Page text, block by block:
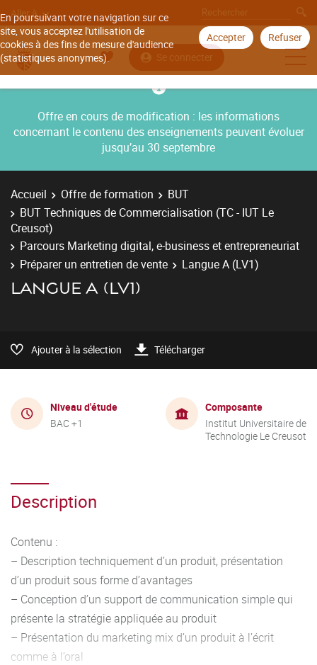
En poursuivant votre navigation sur ce
site, vous acceptez l'utilisation de
cookies à des fins de mesure d'audience
(statistiques anonymes).
Accepter Refuser
Aller à
Se connecter
Offre en cours de modification : les informations
concernant le contenu des enseignements peuvent évoluer
jusqu’au 30 septembre
Accueil Offre de formation
BUT
BUT Techniques de Commercialisation (TC - IUT Le
Creusot)
Parcours Marketing digital, e-business et entrepreneuriat
Préparer un entretien de vente
Langue A (LV1)
LANGUE A (LV1)
Ajouter à la sélection Télécharger
Niveau d'étude
BAC +1
Composante
Institut Universitaire de
Technologie Le Creusot
Description
Contenu :
– Description techniquement d’un produit, présentation
d’un produit sous forme d’avantages
– Conception d’un support de communication simple qui
présente la stratégie appliquée au produit
– Présentation du marketing mix d’un produit à l’écrit
comme à l’oral